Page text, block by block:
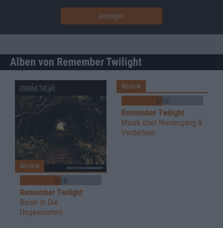
Alben von Remember Twilight
5/10
Review
Remember Twilight
Reise In Die
Ungewissheit
5/10
Review
Remember Twilight
Musik über Niedergang &
Verderben